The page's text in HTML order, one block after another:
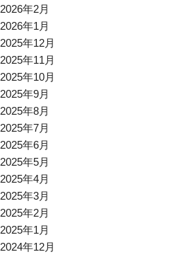
2026年2月
2026年1月
2025年12月
2025年11月
2025年10月
2025年9月
2025年8月
2025年7月
2025年6月
2025年5月
2025年4月
2025年3月
2025年2月
2025年1月
2024年12月